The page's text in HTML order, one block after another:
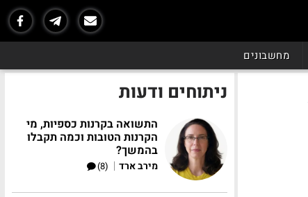
מחשבונים
ניתוחים ודעות
התשואה בקרנות כספיות, מי
הקרנות הטובות וכמה תקבלו
בהמשך?
מירב ארד |
(8)